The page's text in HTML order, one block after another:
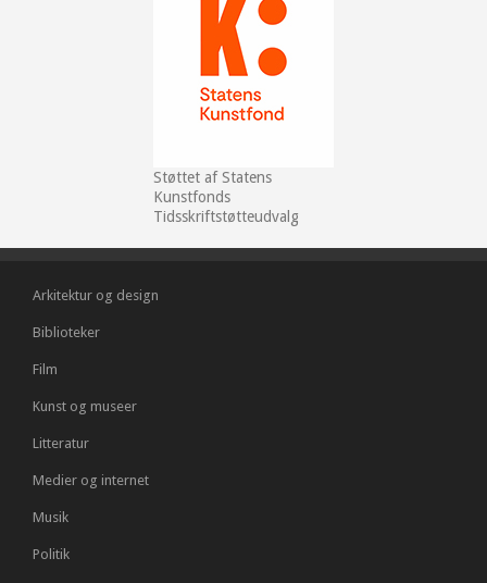
Støttet af Statens
Kunstfonds
Tidsskriftstøtteudvalg
Arkitektur og design
Biblioteker
Film
Kunst og museer
Litteratur
Medier og internet
Musik
Politik